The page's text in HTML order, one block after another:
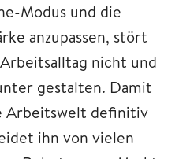
Modus und die
anzupassen, stört
nicht und
gestalten. Damit
Arbeitswelt definitiv
ihn von vielen